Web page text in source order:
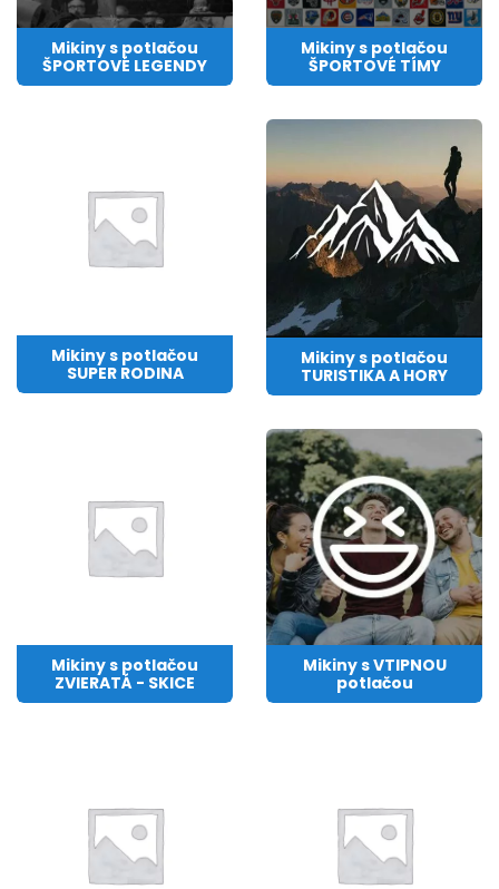
Mikiny s potlačou
ŠPORTOVÉ LEGENDY
Mikiny s potlačou
ŠPORTOVÉ TÍMY
Mikiny s potlačou
SUPER RODINA
Mikiny s potlačou
TURISTIKA A HORY
Mikiny s potlačou
ZVIERATÁ - SKICE
Mikiny s VTIPNOU
potlačou